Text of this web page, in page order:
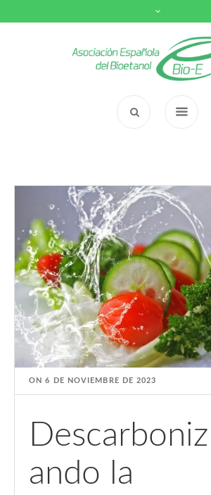
ON6 DE NOVIEMBRE DE 2023
Descarboniz
ando la